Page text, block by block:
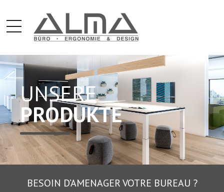
UNSERE
PRODUKTE
BESOIN D’AMENAGER VOTRE BUREAU ?